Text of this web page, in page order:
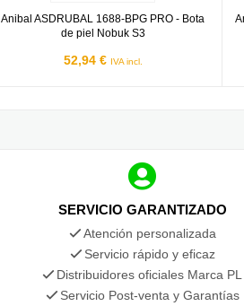
Anibal ASDRUBAL 1688-BPG PRO - Bota
de piel Nobuk S3
52,94 € IVA incl.
SERVICIO GARANTIZADO
Atención personalizada
Servicio rápido y eficaz
Distribuidores oficiales Marca PL
Servicio Post-venta y Garantías